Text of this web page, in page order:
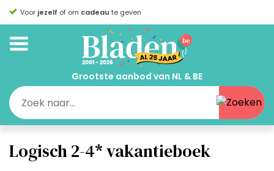
Voor jezelf of om cadeau te geven
Grootste aanbod van NL & BE
Logisch 2-4* vakantieboek